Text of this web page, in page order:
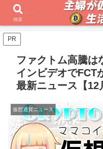
ホーム 初心者必
PR
ファクトム高騰は
インビデオでFCT
最新ニュース【12
仮想通貨ニュース
検索